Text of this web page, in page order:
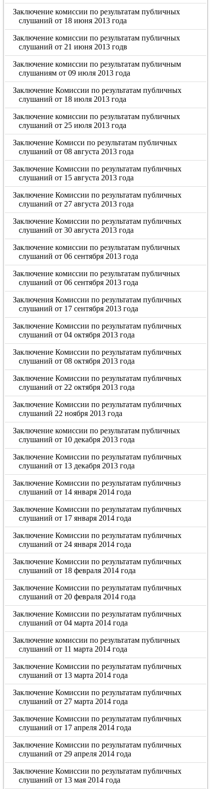
Заключение комиссии по результатам публичных
слушаний от 18 июня 2013 года
Заключение комиссии по результатам публичных
слушаний от 21 июня 2013 годв
Заключение комиссии по результатам публичным
слушаниям от 09 июля 2013 года
Заключение Комиссии по результатам публичных
слушаний от 18 июля 2013 года
Заключение комиссии по результатам публичных
слушаний от 25 июля 2013 года
Заключение Комисси по результатам публичных
слушаний от 08 августа 2013 года
Заключение Комиссии по результатам публичных
слушаний от 15 августа 2013 года
Заключение Комиссии по результатам публичных
слушаний от 27 августа 2013 года
Заключение Комиссии по результатам публичных
слушаний от 30 августа 2013 года
Заключение комиссии по результатам публичных
слушаний от 06 сентября 2013 года
Заключение комиссии по результатам публичных
слушаний от 06 сентября 2013 года
Заключения Комиссии по результатам публичных
слушаний от 17 сентября 2013 года
Заключение Комиссии по результатам публичных
слушаний от 04 октября 2013 года
Заключение Комиссии по результатам публичных
слушаний от 08 октября 2013 года
Заключение Комиссии по результатам публичных
слушаний от 22 октября 2013 года
Заключение Комиссии по результатам публичных
слушаний 22 ноября 2013 года
Заключение комиссии по результатам публичных
слушаний от 10 декабря 2013 года
Заключение Комиссии по результатам публичных
слушаний от 13 декабря 2013 года
Заключение Комиссии по результатам публичныз
слушаний от 14 января 2014 года
Заключение Комиссии по результатам публичных
слушаний от 17 января 2014 года
Заключение Комиссии по результатам публичных
слушаний от 24 января 2014 года
Заключение Комиссии по результатам публичных
слушаний от 18 февраля 2014 года
Заключение Комиссии по результатам публичных
слушаний от 20 февраля 2014 года
Заключение Комиссии по результатам публичных
слушаний от 04 марта 2014 года
Заключение комиссии по результатам публичных
слушаний от 11 марта 2014 года
Заключение Комиссии по результатам публичных
слушаний от 13 марта 2014 года
Заключение Комиссии по результатам публичных
слушаний от 27 марта 2014 года
Заключение Комиссии по результатам публичных
слушаний от 17 апреля 2014 года
Заключение Комиссии по результатам публичных
слушаний от 29 апреля 2014 года
Заключение Комиссии по результатам публичных
слушаний от 13 мая 2014 года